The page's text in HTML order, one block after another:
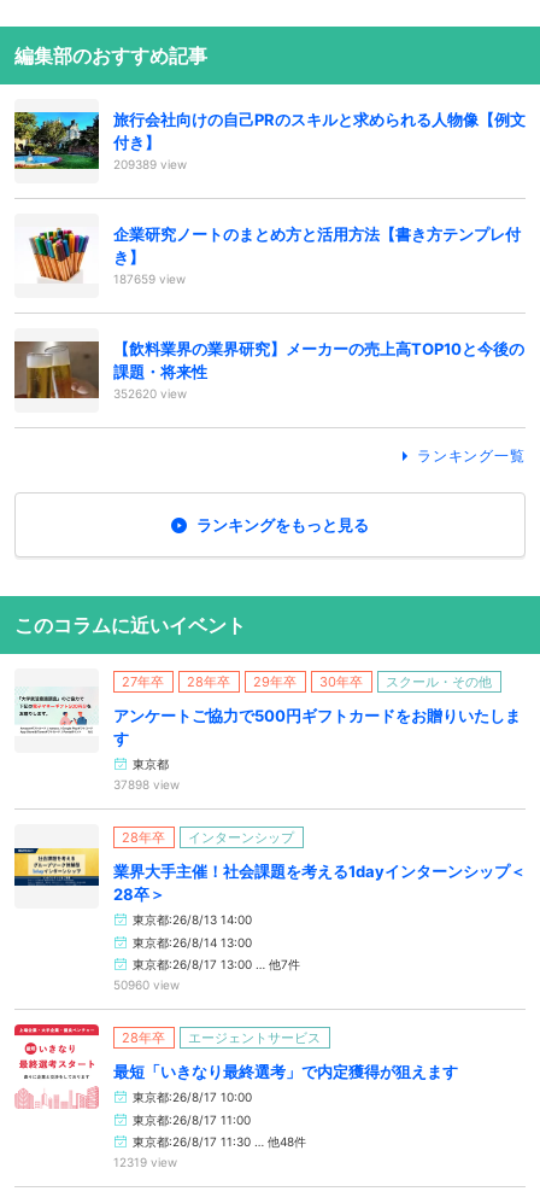
編集部のおすすめ記事
旅行会社向けの自己PRのスキルと求められる人物像【例文
付き】
209389 view
企業研究ノートのまとめ方と活用方法【書き方テンプレ付
き】
187659 view
【飲料業界の業界研究】メーカーの売上高TOP10と今後の
課題・将来性
352620 view
ランキング一覧
ランキングをもっと見る
このコラムに近いイベント
27年卒 28年卒 29年卒 30年卒 スクール・その他
アンケートご協力で500円ギフトカードをお贈りいたしま
す
東京都
37898 view
28年卒 インターンシップ
業界大手主催！社会課題を考える1dayインターンシップ＜
28卒＞
東京都:26/8/13 14:00
東京都:26/8/14 13:00
東京都:26/8/17 13:00 … 他7件
50960 view
28年卒 エージェントサービス
最短「いきなり最終選考」で内定獲得が狙えます
東京都:26/8/17 10:00
東京都:26/8/17 11:00
東京都:26/8/17 11:30 … 他48件
12319 view